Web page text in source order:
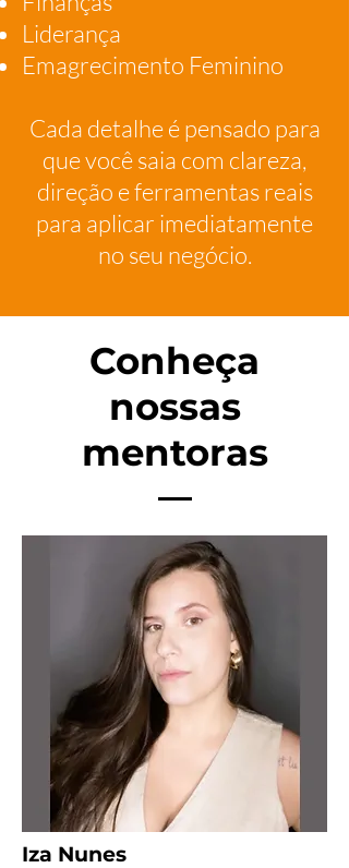
Liderança
Emagrecimento Feminino
Cada detalhe é pensado para
que você saia com clareza,
direção e ferramentas reais
para aplicar imediatamente
no seu negócio.
Conheça
nossas
mentoras
Iza Nunes